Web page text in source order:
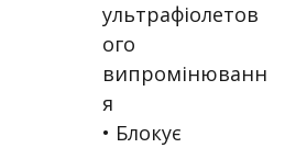
ультрафіолетов
ого
випромінюванн
я
• Блокує